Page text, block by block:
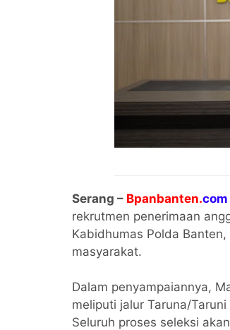
Serang – Bpanbanten.com
rekrutmen penerimaan
Kabidhumas Polda
masyarakat.
Dalam penyampaiannya,
meliputi jalur Taruna/
Seluruh proses seleksi